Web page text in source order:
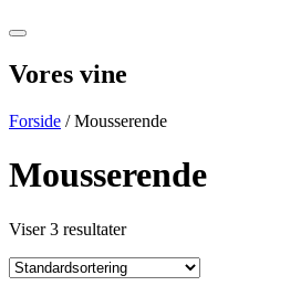
Vores vine
Forside / Mousserende
Mousserende
Viser 3 resultater